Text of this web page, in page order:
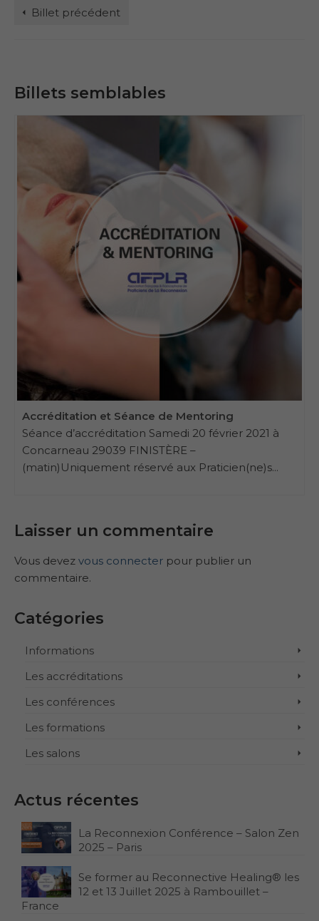
Billet précédent
Billets semblables
Accréditation et Séance de Mentoring
Séance d’accréditation Samedi 20 février 2021 à
Concarneau 29039 FINISTÈRE –
(matin)Uniquement réservé aux Praticien(ne)s...
Laisser un commentaire
Vous devez vous connecter pour publier un
commentaire.
Catégories
Informations
Les accréditations
Les conférences
Les formations
Les salons
Actus récentes
La Reconnexion Conférence – Salon Zen
2025 – Paris
Se former au Reconnective Healing® les
12 et 13 Juillet 2025 à Rambouillet –
France